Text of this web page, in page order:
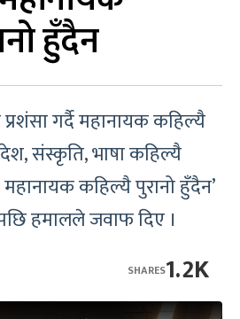
हुँदैन
गर्दै महानायक कहिल्यै
संस्कृति, भाषा कहिल्यै
कहिल्यै पुरानो हुँदैन’
हमालले जवाफ दिए ।
1.2K
SHARES